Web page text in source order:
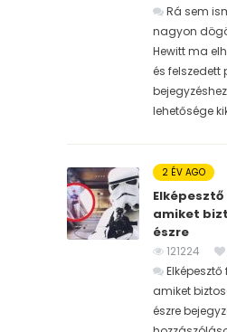
Rá sem
nagyon
Hewitt ma
és felszedett
bejegyzéshez
lehetősége
2 ÉV AGO
amiket
észre
121224
amiket
észre